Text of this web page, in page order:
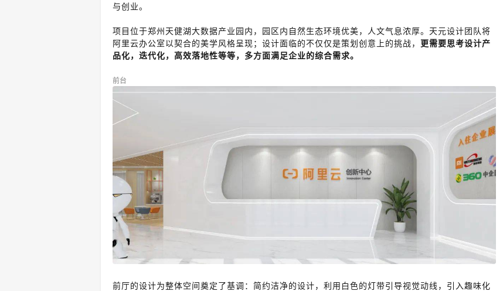
与创业。
项目位于郑州天健湖大数据产业园内，园区内自然生态环境优美，人文气息浓厚。 天元设计团队将
阿里云办公室以契合的美学风格呈现； 设计面临的不仅仅是策划创意上的挑战， 更需要思考设计产
品化，迭代化，高效落地性等等，多方面满足企业的综合需求。
前台
前厅的设计为整体空间奠定了基调：简约洁净的设计，利用白色的灯带引导视觉动线，引入趣味化